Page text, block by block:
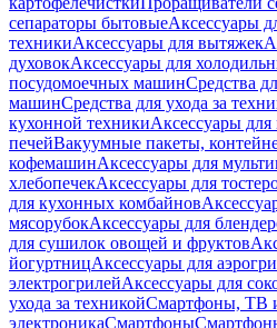
сепараторы бытовыеАксессуары
техникиАксессуары для вытяжек
духовокАксессуары для
посудомоечных машинСредства
машинСредства для ухода за
кухонной техникиАксессуары
печейВакуумные пакеты,
кофемашинАксессуары для
хлебопечекАксессуары для
для кухонных комбайнов
мясорубокАксессуары для
для сушилок овощей и фруктов
йогуртницАксессуары для
электрогрилейАксессуары для
ухода за техникойСмартфоны, ТВ
электроникаСмартфоны